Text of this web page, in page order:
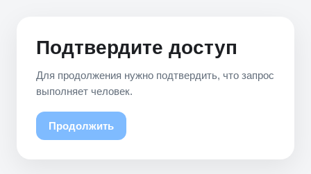
Подтвердите доступ
Для продолжения нужно подтвердить, что запрос
выполняет человек.
Продолжить